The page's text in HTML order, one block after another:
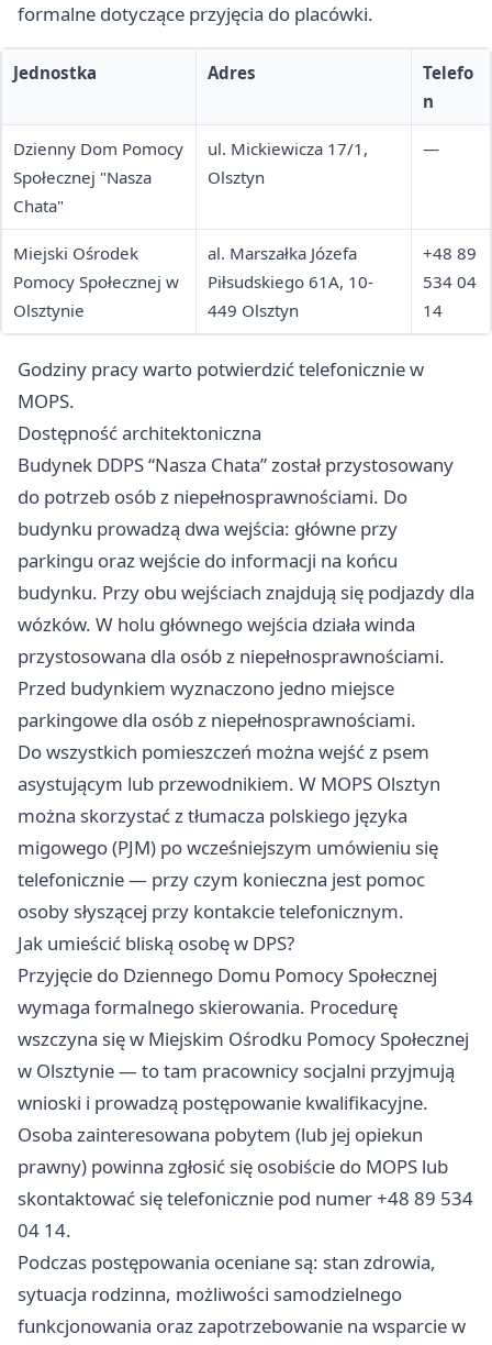
formalne dotyczące przyjęcia do placówki.
Jednostka Adres
Telefo
n
Dzienny Dom Pomocy
Społecznej "Nasza
Chata"
ul. Mickiewicza 17/1,
Olsztyn
—
Miejski Ośrodek
Pomocy Społecznej w
Olsztynie
al. Marszałka Józefa
Piłsudskiego 61A, 10-
449 Olsztyn
+48 89
534 04
14
Godziny pracy warto potwierdzić telefonicznie w
MOPS.
Dostępność architektoniczna
Budynek DDPS “Nasza Chata” został przystosowany
do potrzeb osób z niepełnosprawnościami. Do
budynku prowadzą dwa wejścia: główne przy
parkingu oraz wejście do informacji na końcu
budynku. Przy obu wejściach znajdują się podjazdy dla
wózków. W holu głównego wejścia działa winda
przystosowana dla osób z niepełnosprawnościami.
Przed budynkiem wyznaczono jedno miejsce
parkingowe dla osób z niepełnosprawnościami.
Do wszystkich pomieszczeń można wejść z psem
asystującym lub przewodnikiem. W MOPS Olsztyn
można skorzystać z tłumacza polskiego języka
migowego (PJM) po wcześniejszym umówieniu się
telefonicznie — przy czym konieczna jest pomoc
osoby słyszącej przy kontakcie telefonicznym.
Jak umieścić bliską osobę w DPS?
Przyjęcie do Dziennego Domu Pomocy Społecznej
wymaga formalnego skierowania. Procedurę
wszczyna się w Miejskim Ośrodku Pomocy Społecznej
w Olsztynie — to tam pracownicy socjalni przyjmują
wnioski i prowadzą postępowanie kwalifikacyjne.
Osoba zainteresowana pobytem (lub jej opiekun
prawny) powinna zgłosić się osobiście do MOPS lub
skontaktować się telefonicznie pod numer +48 89 534
04 14.
Podczas postępowania oceniane są: stan zdrowia,
sytuacja rodzinna, możliwości samodzielnego
funkcjonowania oraz zapotrzebowanie na wsparcie w